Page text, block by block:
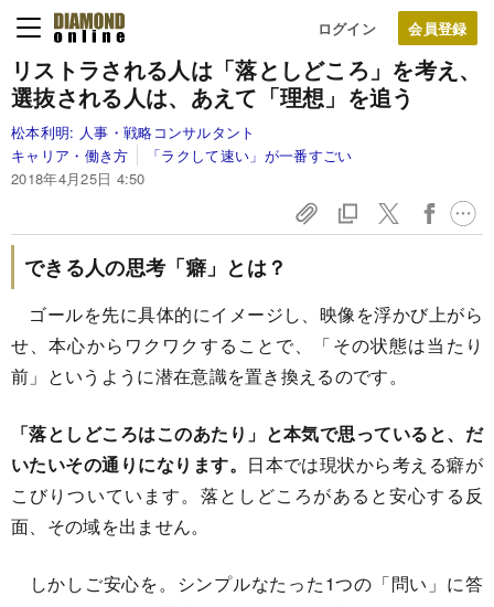
ログイン
リストラされる人は「落としどころ」を考え、
選抜される人は、あえて「理想」を追う
松本利明: 人事・戦略コンサルタント
キャリア・働き方
「ラクして速い」が一番すごい
2018年4月25日 4:50
できる人の思考「癖」とは？
ゴールを先に具体的にイメージし、映像を浮かび上がら
せ、本心からワクワクすることで、「その状態は当たり
前」というように潜在意識を置き換えるのです。
「落としどころはこのあたり」と本気で思っていると、だ
いたいその通りになります。 日本では現状から考える癖が
こびりついています。落としどころがあると安心する反
面、その域を出ません。
しかしご安心を。シンプルなたった1つの「問い」に答